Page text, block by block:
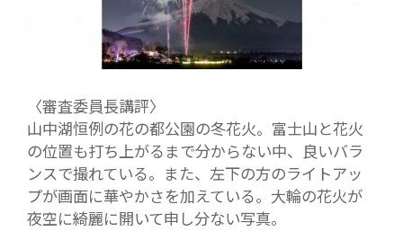
〈審査委員長講評〉
山中湖恒例の花の都公園の冬花火。富士山と花火
の位置も打ち上がるまで分からない中、良いバラ
ンスで撮れている。また、左下の方のライトアッ
プが画面に華やかさを加えている。大輪の花火が
夜空に綺麗に開いて申し分ない写真。